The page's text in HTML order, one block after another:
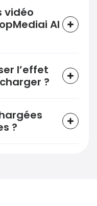
vidéo
AI
l’effet
?
?